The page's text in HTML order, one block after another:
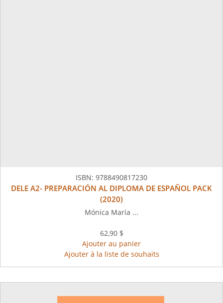
ISBN: 9788490817230
DELE A2- PREPARACIÓN AL DIPLOMA DE ESPAÑOL PACK
(2020)
Mónica María ...
62,90 $
Ajouter au panier
Ajouter à la liste de souhaits